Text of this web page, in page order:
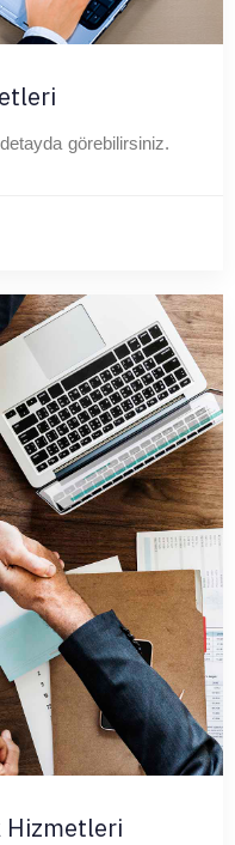
görebilirsiniz.
Hizmetleri